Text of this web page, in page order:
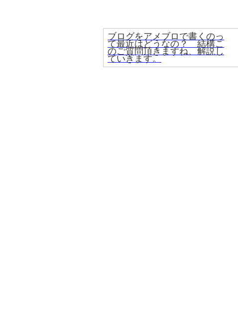
ブログをアメブロで書くのっ
て最近はどうなの？ 結構こ
のご質問頂きますね、解説し
ていきます。